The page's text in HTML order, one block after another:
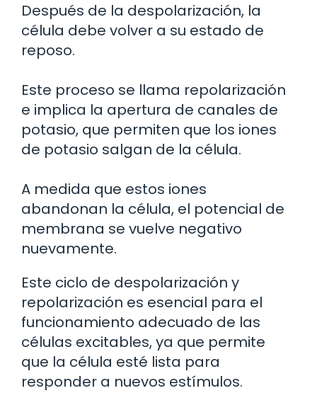
Después de la despolarización, la
célula debe volver a su estado de
reposo.
Este proceso se llama repolarización
e implica la apertura de canales de
potasio, que permiten que los iones
de potasio salgan de la célula.
A medida que estos iones
abandonan la célula, el potencial de
membrana se vuelve negativo
nuevamente.
Este ciclo de despolarización y
repolarización es esencial para el
funcionamiento adecuado de las
células excitables, ya que permite
que la célula esté lista para
responder a nuevos estímulos.